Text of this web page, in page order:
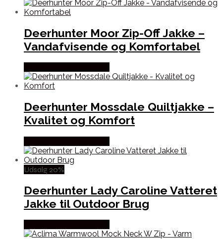
Deerhunter Moor Zip-Off Jakke –
Vandafvisende og Komfortabel
Deerhunter Mossdale Quiltjakke –
Kvalitet og Komfort
Udsalg 20%
Deerhunter Lady Caroline Vatteret
Jakke til Outdoor Brug